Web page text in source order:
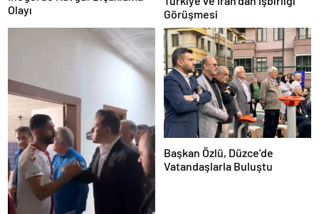
Olayı
Görüşmesi
Başkan Özlü, Düzce’de
Vatandaşlarla Buluştu